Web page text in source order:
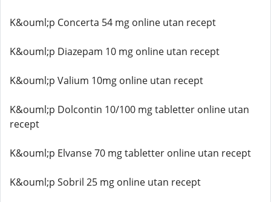
K&ouml;p Concerta 54 mg online utan recept
K&ouml;p Diazepam 10 mg online utan recept
K&ouml;p Valium 10mg online utan recept
K&ouml;p Dolcontin 10/100 mg tabletter online utan
recept
K&ouml;p Elvanse 70 mg tabletter online utan recept
K&ouml;p Sobril 25 mg online utan recept